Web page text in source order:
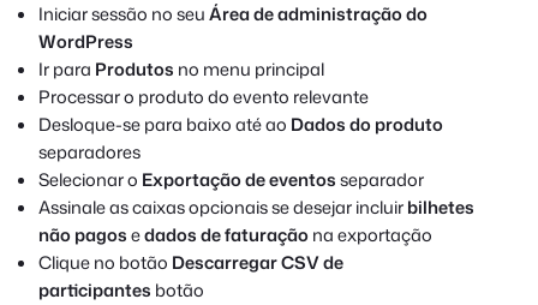
Iniciar sessão no seuÁrea de administração do
WordPress
Ir para Produtos no menu principal
Processar o produto do evento relevante
Desloque-se para baixo até ao Dados do produto
separadores
Selecionar o Exportação de eventosseparador
Assinale as caixas opcionais se desejar incluirbilhetes
não pagosedados de faturaçãona exportação
Clique no botão Descarregar CSV de
participantes botão